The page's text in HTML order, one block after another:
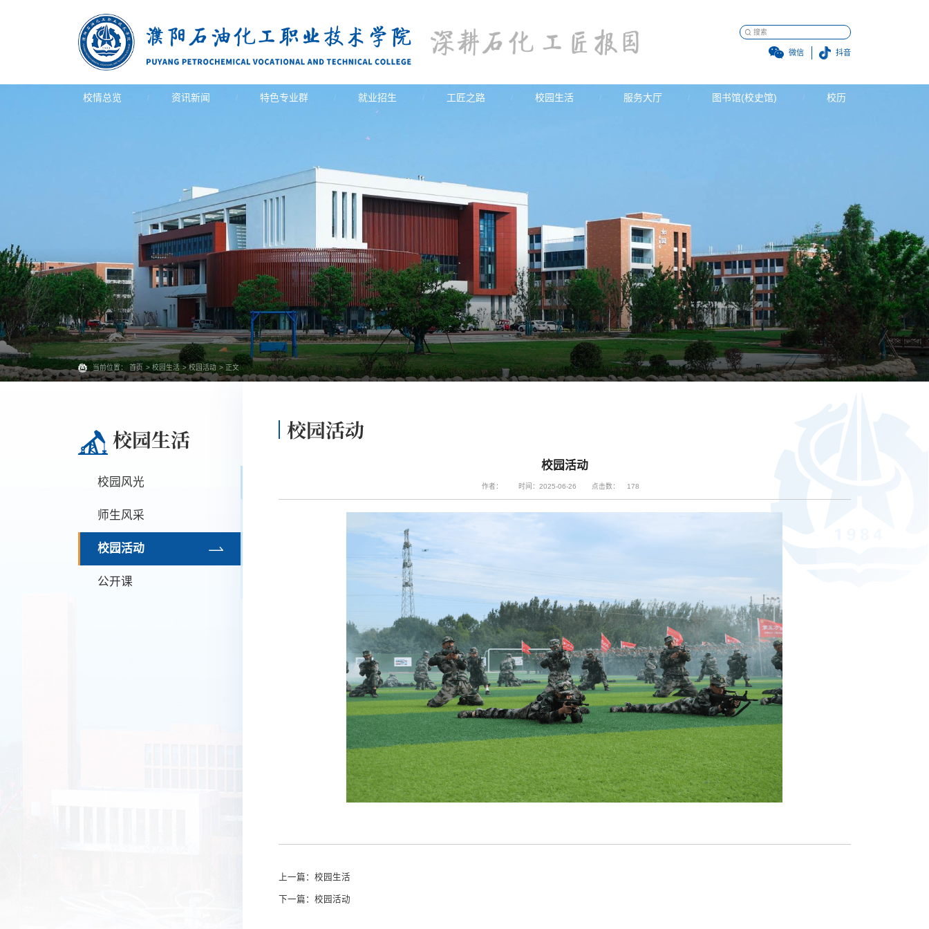
微信 抖音
校情总览 资讯新闻 特色专业群 就业招生 工匠之路 校园生活 服务大厅 图书馆(校史馆) 校历
当前位置： 首页 > 校园生活 > 校园活动 > 正文
校园生活
校园风光
师生风采
校园活动
公开课
校园活动
校园活动
作者： 时间：2025-06-26 点击数： 178
上一篇：校园生活
下一篇：校园活动